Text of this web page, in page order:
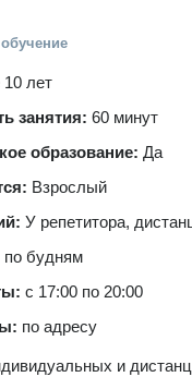
лет
занятия: 60 минут
образование: Да
Взрослый
У репетитора,
по будням
с 17:00 по 20:00
по адресу
и